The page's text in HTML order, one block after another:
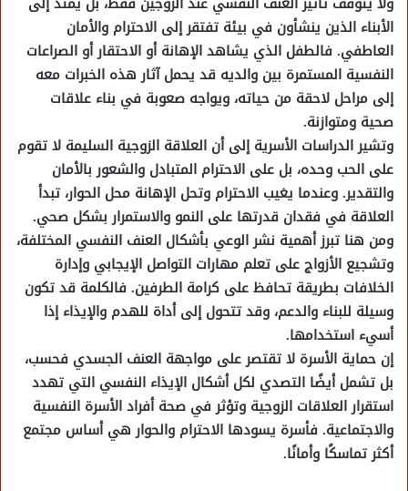
الأبناء الذين ينشأون في بيئة تفتقر إلى الاحترام والأمان
العاطفي. فالطفل الذي يشاهد الإهانة أو الاحتقار أو الصراعات
النفسية المستمرة بين والديه قد يحمل آثار هذه الخبرات معه
إلى مراحل لاحقة من حياته، ويواجه صعوبة في بناء علاقات
صحية ومتوازنة.
وتشير الدراسات الأسرية إلى أن العلاقة الزوجية السليمة لا تقوم
على الحب وحده، بل على الاحترام المتبادل والشعور بالأمان
والتقدير. وعندما يغيب الاحترام وتحل الإهانة محل الحوار، تبدأ
العلاقة في فقدان قدرتها على النمو والاستمرار بشكل صحي.
ومن هنا تبرز أهمية نشر الوعي بأشكال العنف النفسي المختلفة،
وتشجيع الأزواج على تعلم مهارات التواصل الإيجابي وإدارة
الخلافات بطريقة تحافظ على كرامة الطرفين. فالكلمة قد تكون
وسيلة للبناء والدعم، وقد تتحول إلى أداة للهدم والإيذاء إذا
أسيء استخدامها.
إن حماية الأسرة لا تقتصر على مواجهة العنف الجسدي فحسب،
بل تشمل أيضًا التصدي لكل أشكال الإيذاء النفسي التي تهدد
استقرار العلاقات الزوجية وتؤثر في صحة أفراد الأسرة النفسية
والاجتماعية. فأسرة يسودها الاحترام والحوار هي أساس مجتمع
أكثر تماسكًا وأمانًا.